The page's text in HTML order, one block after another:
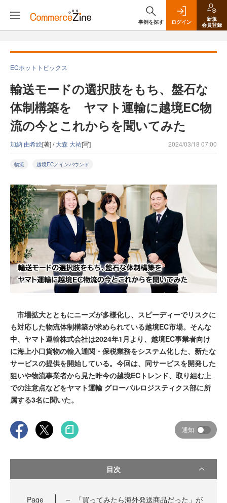
事例を探す ログイン
新規
会員登録
ECホットトピックス
輸送モードの選択肢をもち、盤石な
体制構築を ヤマト運輸に越境EC物
流の今とこれからを聞いてみた
加納 由希絵[著] /大森 大祐[写] 2024/03/18 07:00
物流 越境EC／インバウンド
市場拡大とともにニーズが多様化し、スピーディーでリスクに
も対応した物流体制構築が求められている越境EC市場。そんな
中、ヤマト運輸株式会社は2024年1月より、越境EC事業者向け
に海上小口貨物の輸入通関・保税業務をシステム化した、新たな
サービスの提供を開始している。今回は、同サービスを開発した
狙いや物流事業者から見た昨今の越境ECトレンド、取り組む上
での注意点などをヤマト運輸 グローバルロジスティクス部に所
属する3名に聞いた。
通知
目次
Page
「買ってみたら海外発送商品だった」が